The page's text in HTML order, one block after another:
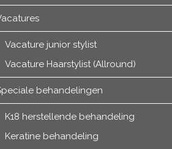
Vacature junior stylist
Vacature Haarstylist (Allround)
behandelingen
K18 herstellende behandeling
Keratine behandeling